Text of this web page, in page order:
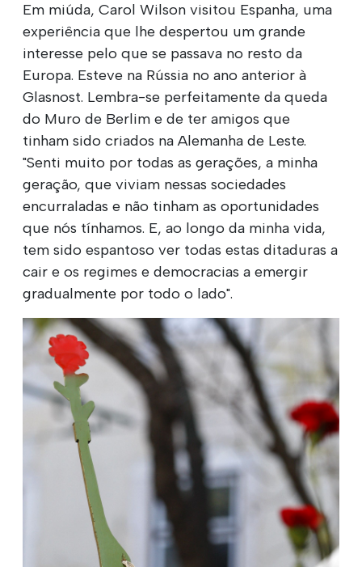
Em miúda, Carol Wilson visitou Espanha, uma
experiência que lhe despertou um grande
interesse pelo que se passava no resto da
Europa. Esteve na Rússia no ano anterior à
Glasnost. Lembra-se perfeitamente da queda
do Muro de Berlim e de ter amigos que
tinham sido criados na Alemanha de Leste.
"Senti muito por todas as gerações, a minha
geração, que viviam nessas sociedades
encurraladas e não tinham as oportunidades
que nós tínhamos. E, ao longo da minha vida,
tem sido espantoso ver todas estas ditaduras a
cair e os regimes e democracias a emergir
gradualmente por todo o lado".